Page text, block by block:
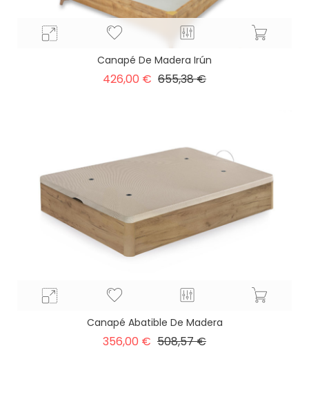
Canapé De Madera Irún
426,00 € Precio
655,38 €Precio
Canapé Abatible De Madera
356,00 € Precio
508,57 €Precio